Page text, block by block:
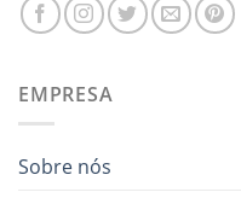
EMPRESA
Sobre nós